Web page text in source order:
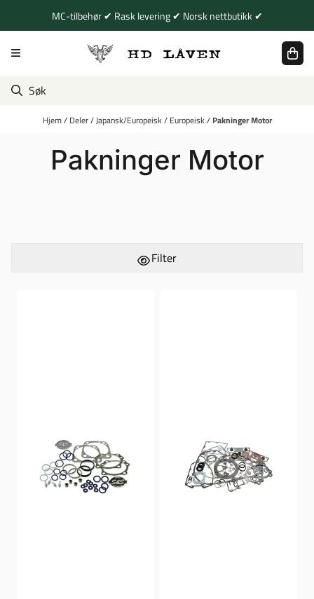
Hopp til innholdMC-tilbehør ✔ Rask levering ✔ Norsk nettbutikk ✔
Hjem/ Deler/ Japansk/Europeisk/ Europeisk/ Pakninger Motor
Pakninger Motor
Filter